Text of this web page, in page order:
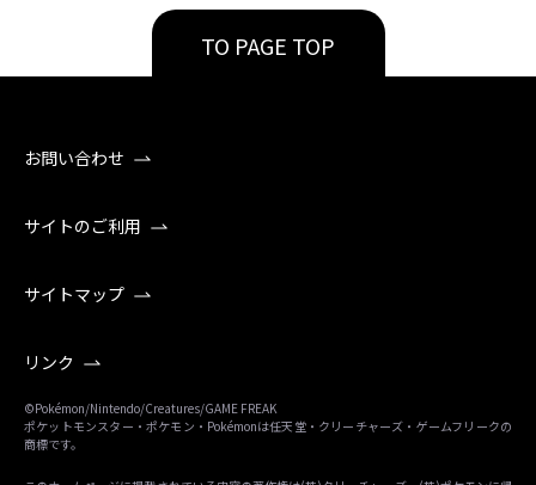
TO PAGE TOP
お問い合わせ
サイトのご利用
サイトマップ
リンク
©Pokémon/Nintendo/Creatures/GAME FREAK
ポケットモンスター・ポケモン・Pokémonは任天堂・クリーチャーズ・ゲームフリークの
商標です。